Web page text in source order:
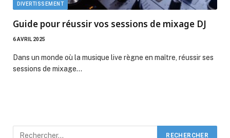
DIVERTISSEMENT
Guide pour réussir vos sessions de mixage DJ
6 AVRIL 2025
Dans un monde où la musique live règne en maître, réussir ses
sessions de mixage…